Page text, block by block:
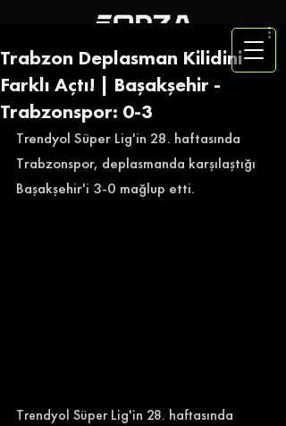
Trabzon Deplasman Kilidini
Farklı Açtı! | Başakşehir -
Trabzonspor: 0-3
Trendyol Süper Lig'in 28. haftasında
Trabzonspor, deplasmanda karşılaştığı
Başakşehir'i 3-0 mağlup etti.
Trendyol Süper Lig'in 28. haftasında